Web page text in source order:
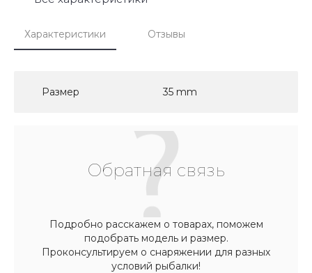
Характеристики Отзывы
Размер 35 mm
Обратная связь
Подробно расскажем о товарах, поможем
подобрать модель и размер.
Проконсультируем о снаряжении для разных
условий рыбалки!